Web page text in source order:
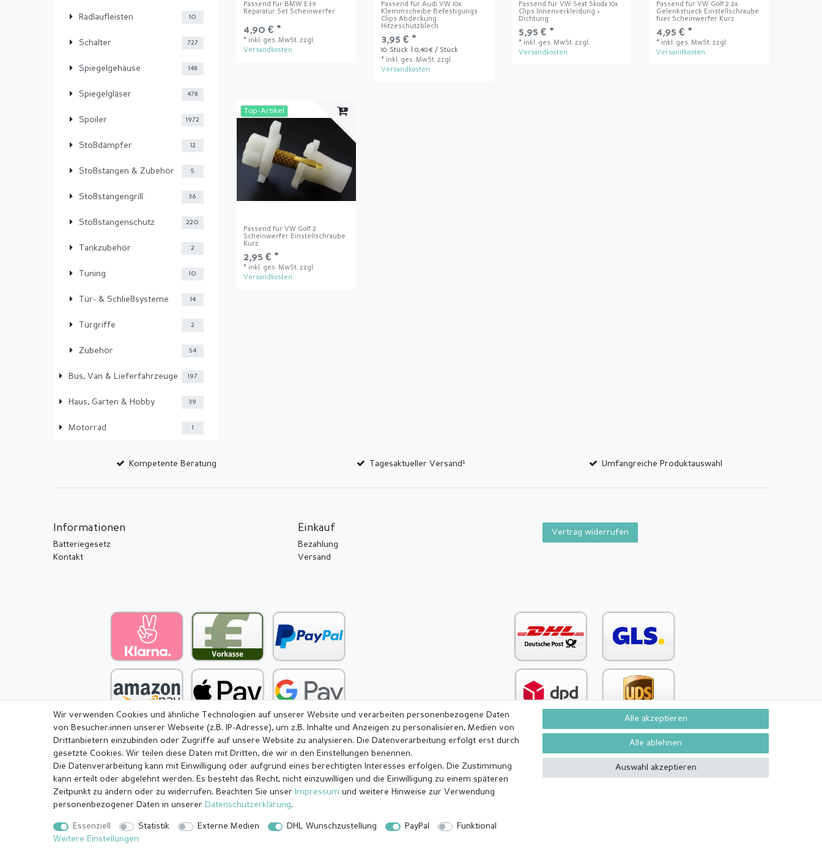
Radlaufleisten 10
Schalter 727
Spiegelgehäuse 148
Spiegelgläser 478
Spoiler 1972
Stoßdämpfer 12
Stoßstangen & Zubehör 5
Stoßstangengrill 36
Stoßstangenschutz 220
Tankzubehör 2
Tuning 10
Tür- & Schließsysteme 14
Türgriffe 2
Zubehör 54
Bus, Van & Lieferfahrzeuge 197
Haus, Garten & Hobby 39
Motorrad 1
Passend für BMW E39
Reparatur Set Scheinwerfer
4,90 € *
* inkl. ges. MwSt. zzgl.
Versandkosten
Passend für Audi VW 10x
Klemmscheibe Befestigungs
Clips Abdeckung
Hitzeschutzblech
3,95 € *
10 Stück
| 0,40 € / Stück
* inkl. ges. MwSt. zzgl.
Versandkosten
Passend für VW Seat Skoda 10x
Clips Innenverkleidung +
Dichtung
5,95 € *
* inkl. ges. MwSt. zzgl.
Versandkosten
Passend für VW Golf 2 2x
Gelenkstueck Einstellschraube
fuer Scheinwerfer Kurz
4,95 € *
* inkl. ges. MwSt. zzgl.
Versandkosten
Top-Artikel
Passend für VW Golf 2
Scheinwerfer Einstellschraube
Kurz
2,95 € *
* inkl. ges. MwSt. zzgl.
Versandkosten
Kompetente Beratung Tagesaktueller Versand¹ Umfangreiche Produktauswahl
Informationen
Batteriegesetz
Kontakt
Einkauf
Bezahlung
Versand
Vertrag widerrufen
Impressum Daten­schutz­erklärung AGB Barrierefreiheitserklärung Widerrufs­recht Vertrag widerrufen Kontakt
¹ Alle bezahlten Bestellungen bis 14 Uhr werden am selben Tag (Mo-Fr außer Feiertage) versendet außer angefertigte Ware
Wir verwenden Cookies und ähnliche Technologien auf unserer Website und verarbeiten personenbezogene Daten
von Besucher:innen unserer Webseite (z.B. IP-Adresse), um z.B. Inhalte und Anzeigen zu personalisieren, Medien von
Drittanbietern einzubinden oder Zugriffe auf unsere Website zu analysieren. Die Datenverarbeitung erfolgt erst durch
gesetzte Cookies. Wir teilen diese Daten mit Dritten, die wir in den Einstellungen benennen.
Die Datenverarbeitung kann mit Einwilligung oder aufgrund eines berechtigten Interesses erfolgen. Die Zustimmung
kann erteilt oder abgelehnt werden. Es besteht das Recht, nicht einzuwilligen und die Einwilligung zu einem späteren
Zeitpunkt zu ändern oder zu widerrufen. Beachten Sie unser Impressum und weitere Hinweise zur Verwendung
personenbezogener Daten in unserer Daten­schutz­erklärung.
Essenziell Statistik Externe Medien DHL Wunschzustellung PayPal
Funktional
Weitere Einstellungen
Alle akzeptieren
Alle ablehnen
Auswahl akzeptieren